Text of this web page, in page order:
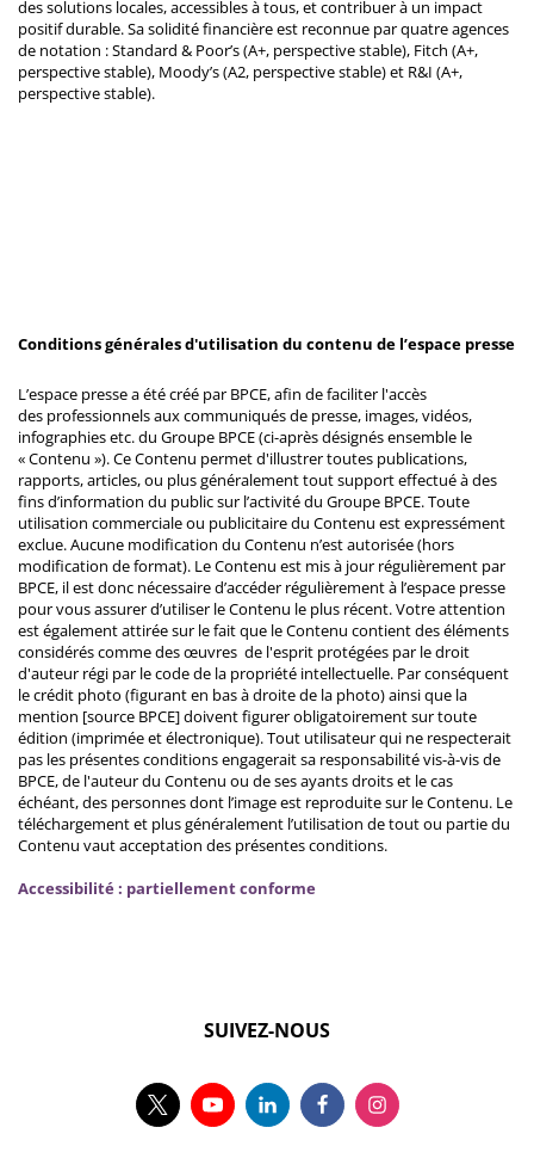
des solutions locales, accessibles à tous, et contribuer à un impact
positif durable. Sa solidité financière est reconnue par quatre agences
de notation : Standard & Poor’s (A+, perspective stable), Fitch (A+,
perspective stable), Moody’s (A2, perspective stable) et R&I (A+,
perspective stable).
Conditions générales d'utilisation du contenu de l’espace presse
L’espace presse a été créé par BPCE, afin de faciliter l'accès
des professionnels aux communiqués de presse, images, vidéos,
infographies etc. du Groupe BPCE (ci-après désignés ensemble le
« Contenu »). Ce Contenu permet d'illustrer toutes publications,
rapports, articles, ou plus généralement tout support effectué à des
fins d’information du public sur l’activité du Groupe BPCE. Toute
utilisation commerciale ou publicitaire du Contenu est expressément
exclue. Aucune modification du Contenu n’est autorisée (hors
modification de format). Le Contenu est mis à jour régulièrement par
BPCE, il est donc nécessaire d’accéder régulièrement à l’espace presse
pour vous assurer d’utiliser le Contenu le plus récent. Votre attention
est également attirée sur le fait que le Contenu contient des éléments
considérés comme des œuvres de l'esprit protégées par le droit
d'auteur régi par le code de la propriété intellectuelle. Par conséquent
le crédit photo (figurant en bas à droite de la photo) ainsi que la
mention [source BPCE] doivent figurer obligatoirement sur toute
édition (imprimée et électronique). Tout utilisateur qui ne respecterait
pas les présentes conditions engagerait sa responsabilité vis-à-vis de
BPCE, de l'auteur du Contenu ou de ses ayants droits et le cas
échéant, des personnes dont l’image est reproduite sur le Contenu. Le
téléchargement et plus généralement l’utilisation de tout ou partie du
Contenu vaut acceptation des présentes conditions.
Accessibilité : partiellement conforme
SUIVEZ-NOUS